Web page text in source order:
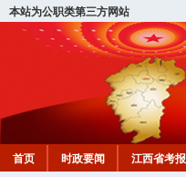
本站为公职类第三方网站
首页 时政要闻 江西省考